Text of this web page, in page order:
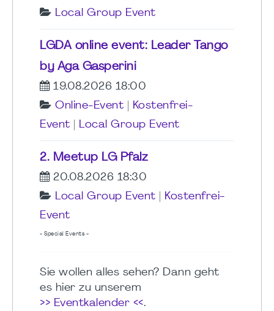
Local Group Event
LGDA online event: Leader Tango
by Aga Gasperini
19.08.2026 18:00
Online-Event
Kostenfrei-
Event
Local Group Event
2. Meetup LG Pfalz
20.08.2026 18:30
Local Group Event
Kostenfrei-
Event
- Special Events -
Sie wollen alles sehen? Dann geht
es hier zu unserem
>> Eventkalender <<.